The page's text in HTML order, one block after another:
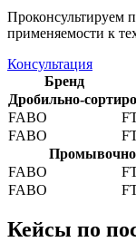
Проконсультируем
применяемости к
Консультация
Бренд
Дробильно-
FABO
FABO
FABO
FABO
Кейсы по